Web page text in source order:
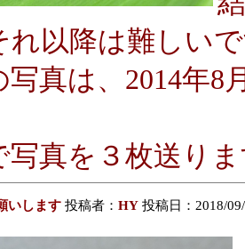
れ以降は難しい
写真は、2014年8
写真を３枚送り
いします投稿者： HY投稿日：2018/